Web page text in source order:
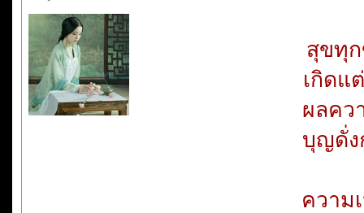
สุขทุก
เกิดแ
ผลคว
บุญดั่ง
ความ